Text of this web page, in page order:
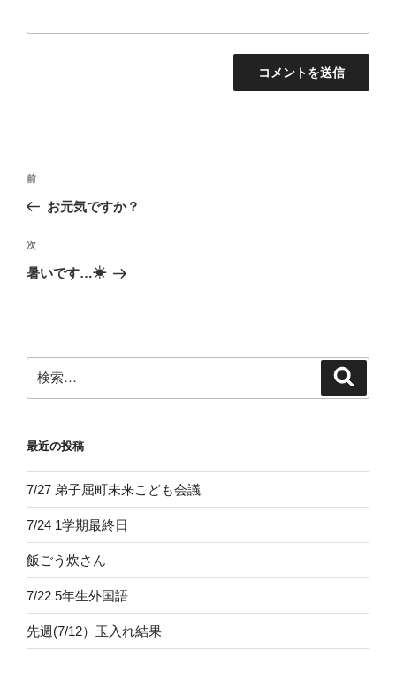
投
ビ
ゲ
ン
前
の
稿
前
お元気ですか？
次
の
次
暑いです…☀
索:
最近の投稿
7/27 弟子屈町未来こども会議
7/24 1学期最終日
飯ごう炊さん
7/22 5年生外国語
先週(7/12）玉入れ結果